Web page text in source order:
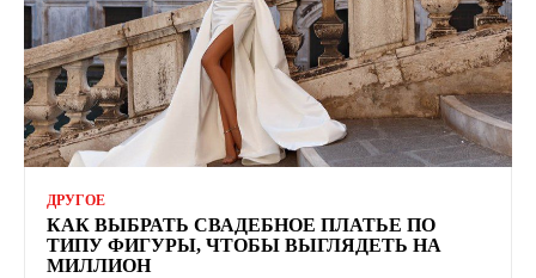
ДРУГОЕ
КАК ВЫБРАТЬ СВАДЕБНОЕ ПЛАТЬЕ ПО
ТИПУ ФИГУРЫ, ЧТОБЫ ВЫГЛЯДЕТЬ НА
МИЛЛИОН